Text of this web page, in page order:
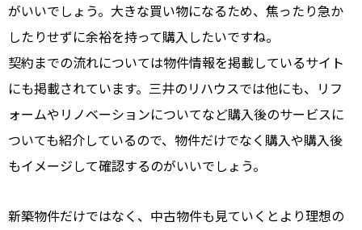
がいいでしょう。大きな買い物になるため、焦ったり急か
したりせずに余裕を持って購入したいですね。
契約までの流れについては物件情報を掲載しているサイト
にも掲載されています。三井のリハウスでは他にも、 リフ
ォームやリノベーションについてなど購入後のサービスに
ついても紹介しているので、物件だけでなく購入や購入後
もイメージして確認するのがいいでしょう。
新築物件だけではなく、中古物件も見ていくとより理想の